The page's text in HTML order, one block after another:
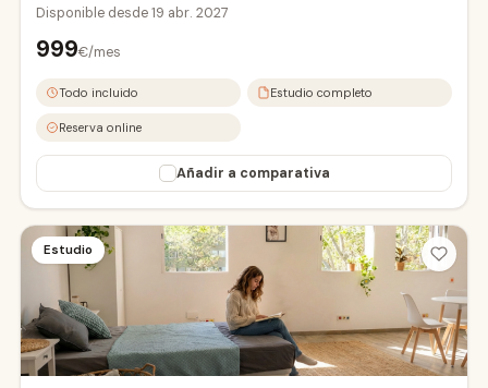
Disponible desde19 abr. 2027
999€/mes
Todo incluido Estudio completo
Reserva online
Añadir a comparativa
Estudio